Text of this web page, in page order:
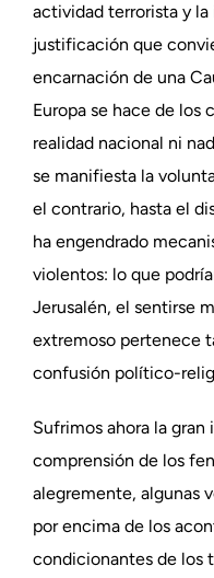
actividad terrorista y
justificación que
encarnación de una
Europa se hace de los
realidad nacional ni
se manifiesta la
el contrario, hasta el
ha engendrado
violentos: lo que
Jerusalén, el sentirse
extremoso pertenece
confusión político-
Sufrimos ahora la
comprensión de los
alegremente, algunas
por encima de los
condicionantes de los